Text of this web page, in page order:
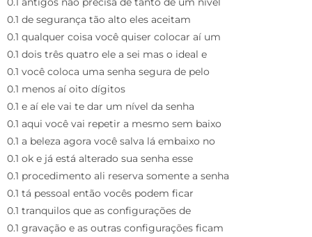
0.1 de segurança tão alto eles aceitam
0.1 qualquer coisa você quiser colocar aí um
0.1 dois três quatro ele a sei mas o ideal e
0.1 você coloca uma senha segura de pelo
0.1 menos aí oito dígitos
0.1 e aí ele vai te dar um nível da senha
0.1 aqui você vai repetir a mesmo sem baixo
0.1 a beleza agora você salva lá embaixo no
0.1 ok e já está alterado sua senha esse
0.1 procedimento ali reserva somente a senha
0.1 tá pessoal então vocês podem ficar
0.1 tranquilos que as configurações de
0.1 gravação e as outras configurações ficam